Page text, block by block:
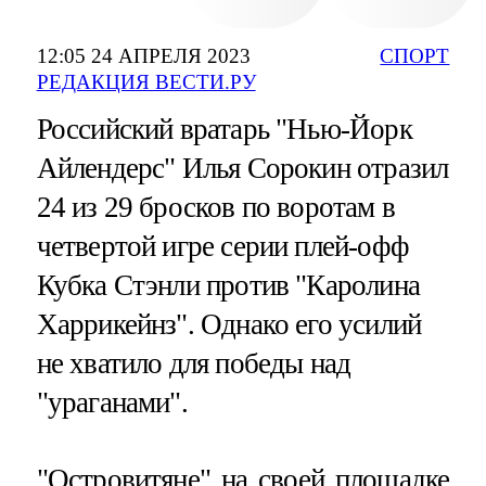
12:05 24 АПРЕЛЯ 2023
РЕДАКЦИЯ ВЕСТИ.РУ
СПОРТ
Российский вратарь "Нью-Йорк
Айлендерс" Илья Сорокин отразил
24 из 29 бросков по воротам в
четвертой игре серии плей-офф
Кубка Стэнли против "Каролина
Харрикейнз". Однако его усилий
не хватило для победы над
"ураганами".